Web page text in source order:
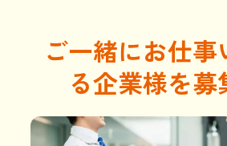
ご一緒にお仕事
る企業様を募